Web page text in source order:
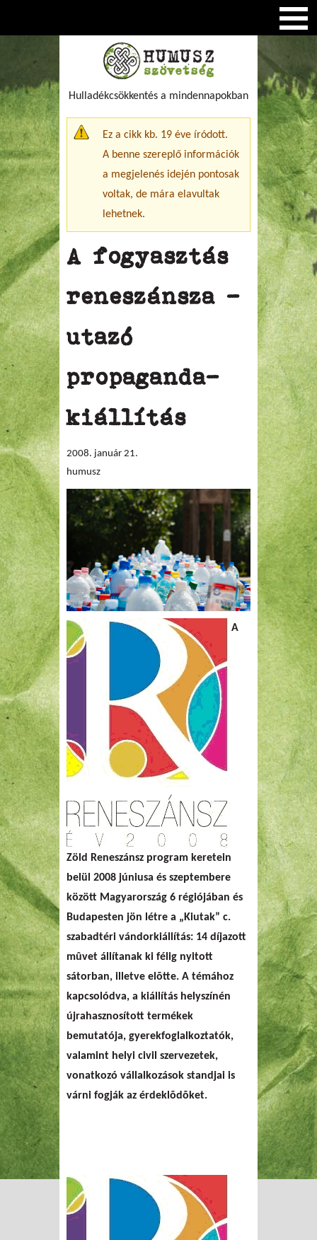
Hulladékcsökkentés a mindennapokban
Figyelmeztető üzenet
Ez a cikk kb. 19 éve íródott.
A benne szereplő információk
a megjelenés idején pontosak
voltak, de mára elavultak
lehetnek.
A fogyasztás
reneszánsza –
utazó
propaganda-
kiállítás
2008. január 21.
humusz
A
Zöld Reneszánsz program keretein
belül 2008 júniusa és szeptembere
között Magyarország 6 régiójában és
Budapesten jön létre a „Kiutak” c.
szabadtéri vándorkiállítás: 14 díjazott
mûvet állítanak ki félig nyitott
sátorban, illetve elõtte. A témához
kapcsolódva, a kiállítás helyszínén
újrahasznosított termékek
bemutatója, gyerekfoglalkoztatók,
valamint helyi civil szervezetek,
vonatkozó vállalkozások standjai is
várni fogják az érdeklõdõket.